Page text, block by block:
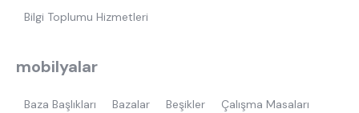
Bilgi Toplumu Hizmetleri
mobilyalar
Baza Başlıkları Bazalar Beşikler Çalışma Masaları